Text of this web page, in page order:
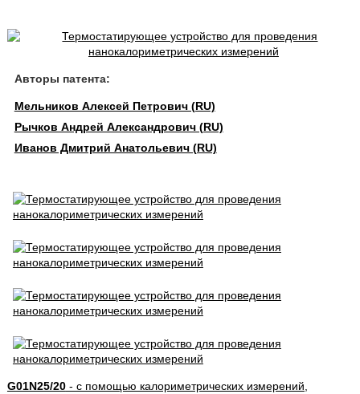
Авторы патента:
Мельников Алексей Петрович (RU)
Рычков Андрей Александрович (RU)
Иванов Дмитрий Анатольевич (RU)
G01N25/20- с помощью калориметрических измерений,